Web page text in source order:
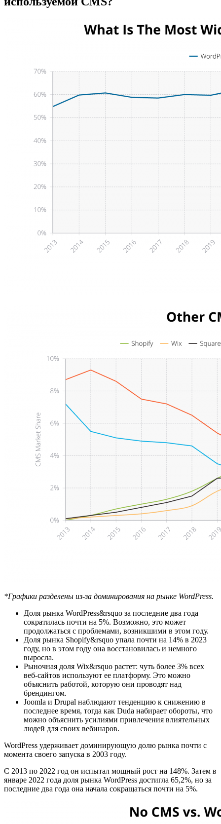
*Графики разделены из-за доминирования на рынке WordPress.
Доля рынка WordPress&rsquo за последние два года
сократилась почти на 5%. Возможно, это может
продолжаться с проблемами, возникшими в этом году.
Доля рынка Shopify&rsquo упала почти на 14% в 2023
году, но в этом году она восстановилась и немного
выросла.
Рыночная доля Wix&rsquo растет: чуть более 3% всех
веб-сайтов используют ее платформу. Это можно
объяснить работой, которую они проводят над
брендингом.
Joomla и Drupal наблюдают тенденцию к снижению в
последнее время, тогда как Duda набирает обороты, что
можно объяснить усилиями привлечения влиятельных
людей для своих вебинаров.
WordPress удерживает доминирующую долю рынка почти с
момента своего запуска в 2003 году.
С 2013 по 2022 год он испытал мощный рост на 148%. Затем в
январе 2022 года доля рынка WordPress достигла 65,2%, но за
последние два года она начала сокращаться почти на 5%.